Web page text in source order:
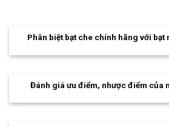
Phân biệt bạt che chính hãng với bạt
Đánh giá ưu điểm, nhược điểm của